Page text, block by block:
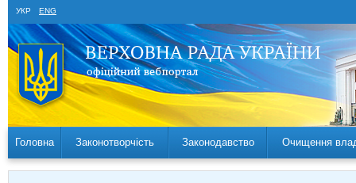
УКР ENG
Головна Законотворчість Законодавство Очищення